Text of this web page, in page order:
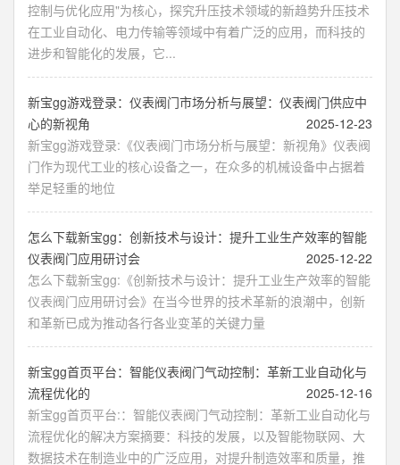
控制与优化应用"为核心，探究升压技术领域的新趋势升压技术
在工业自动化、电力传输等领域中有着广泛的应用，而科技的
进步和智能化的发展，它...
新宝gg游戏登录：仪表阀门市场分析与展望：仪表阀门供应中
心的新视角
2025-12-23
新宝gg游戏登录:《仪表阀门市场分析与展望：新视角》仪表阀
门作为现代工业的核心设备之一，在众多的机械设备中占据着
举足轻重的地位
怎么下载新宝gg：创新技术与设计：提升工业生产效率的智能
仪表阀门应用研讨会
2025-12-22
怎么下载新宝gg:《创新技术与设计：提升工业生产效率的智能
仪表阀门应用研讨会》在当今世界的技术革新的浪潮中，创新
和革新已成为推动各行各业变革的关键力量
新宝gg首页平台：智能仪表阀门气动控制：革新工业自动化与
流程优化的
2025-12-16
新宝gg首页平台:：智能仪表阀门气动控制：革新工业自动化与
流程优化的解决方案摘要：科技的发展，以及智能物联网、大
数据技术在制造业中的广泛应用，对提升制造效率和质量，推